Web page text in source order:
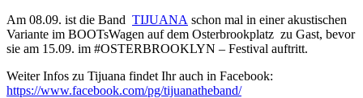
Am 08.09. ist die Band TIJUANA schon mal in einer akustischen
Variante im BOOTsWagen auf dem Osterbrookplatz zu Gast, bevor
sie am 15.09. im #OSTERBROOKLYN – Festival auftritt.
Weiter Infos zu Tijuana findet Ihr auch in Facebook:
https://www.facebook.com/pg/tijuanatheband/